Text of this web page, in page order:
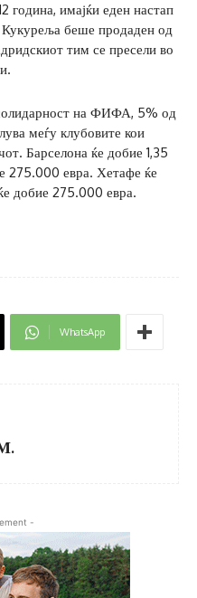
година, имајќи еден настап
беше продаден од
тим се пресели во
на ФИФА, 5% од
меѓу клубовите кои
Барселона ќе добие 1,35
275.000 евра. Хетафе ќе
добие 275.000 евра.
WhatsApp
-